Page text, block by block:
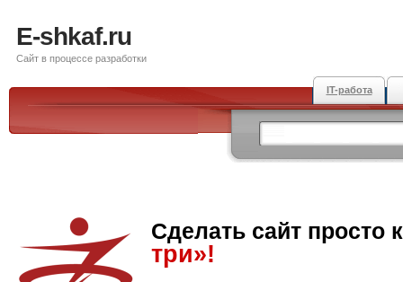
E-shkaf.ru
Сайт в процессе разработки
IT-работа
Сделать сайт просто
три»!